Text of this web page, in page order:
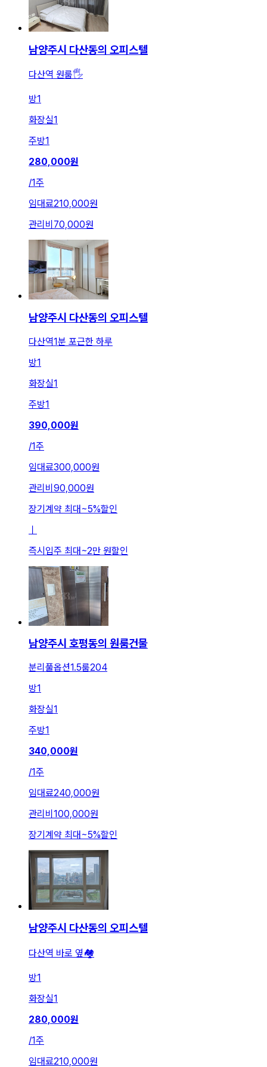
남양주시 다산동의 오피스텔
다산역 원룸🖐
방1
화장실1
주방1
280,000원
/1주
임대료210,000원
관리비 70,000원
남양주시 다산동의 오피스텔
다산역1분 포근한 하루
방1
화장실1
주방1
390,000원
/1주
임대료300,000원
관리비 90,000원
장기계약 최대~5%할인
ㅣ
즉시입주 최대~2만 원할인
남양주시 호평동의 원룸건물
분리풀옵션1.5룸204
방1
화장실1
주방1
340,000원
/1주
임대료240,000원
관리비 100,000원
장기계약 최대 ~5%할인
남양주시 다산동의 오피스텔
다산역 바로 옆🏘
방1
화장실1
280,000원
/1주
임대료210,000원